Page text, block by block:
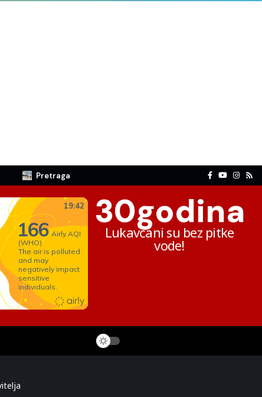
Pretraga
30godina
Lukavčani su bez pitke
vode!